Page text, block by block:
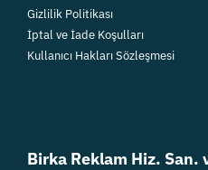
Gizlilik Politikası
İptal ve İade Koşulları
Kullanıcı Hakları Sözleşmesi
Birka Reklam Hiz. San.